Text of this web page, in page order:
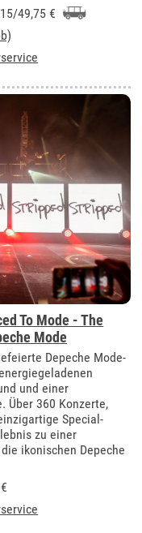
49,75 €
To Mode - The
Mode
Depeche Mode-
und einer
Über 360 Konzerte,
Special-
zu einer
ikonischen Depeche